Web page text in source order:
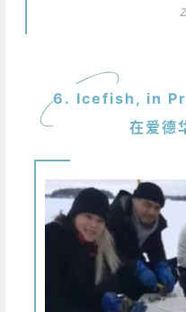
6. Icefish, in
在爱德